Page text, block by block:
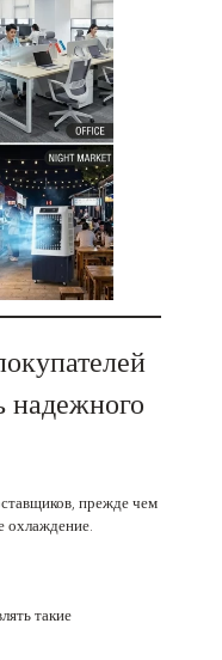
надежного
прежде чем
охлаждение.
такие